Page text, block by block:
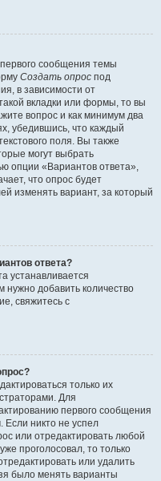
сообщения темы
Создать опрос под
в зависимости от
вкладки или формы, то вы
вопрос и как минимум два
убедившись, что каждый
поля. Вы также
могут выбрать
опции «Вариантов ответа»,
что опрос будет
изменять вариант, за который
ответа?
устанавливается
добавить количество
свяжитесь с
только их
Для
первого сообщения
Если никто не успел
или отредактировать любой
проголосовал, то только
или удалить
было менять варианты